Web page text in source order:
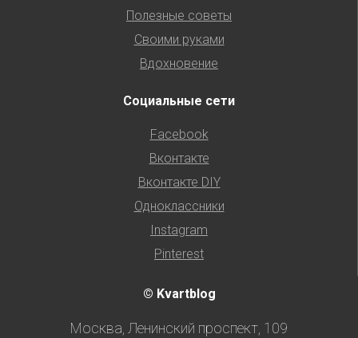
Полезные советы
Своими руками
Вдохновение
Социальные сети
Facebook
Вконтакте
Вконтакте DIY
Одноклассники
Instagram
Pinterest
© Kvartblog
Москва, Ленинский проспект, 109